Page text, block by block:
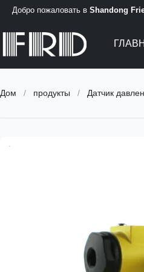
Добро пожаловать в Shandong
Дом / продукты / Датчик